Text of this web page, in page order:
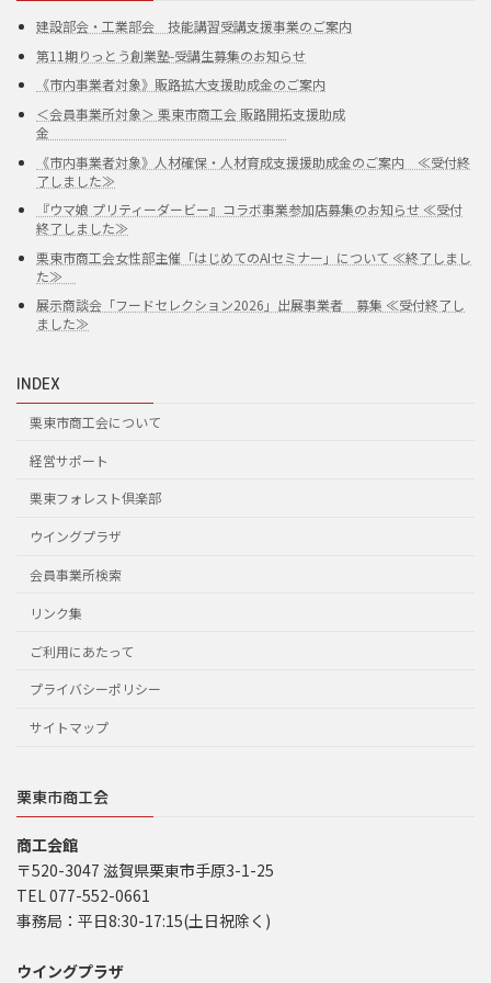
建設部会・工業部会 技能講習受講支援事業のご案内
第11期りっとう創業塾-受講生募集のお知らせ
《市内事業者対象》販路拡大支援助成金のご案内
＜会員事業所対象＞ 栗東市商工会 販路開拓支援助成
金
《市内事業者対象》人材確保・人材育成支援援助成金のご案内 ≪受付終
了しました≫
『ウマ娘 プリティーダービー』コラボ事業参加店募集のお知らせ ≪受付
終了しました≫
栗東市商工会女性部主催「はじめてのAIセミナー」について ≪終了しまし
た≫
展示商談会「フードセレクション2026」出展事業者 募集 ≪受付終了し
ました≫
INDEX
栗東市商工会について
経営サポート
栗東フォレスト倶楽部
ウイングプラザ
会員事業所検索
リンク集
ご利用にあたって
プライバシーポリシー
サイトマップ
栗東市商工会
商工会館
〒520-3047 滋賀県栗東市手原3-1-25
TEL 077-552-0661
事務局：平日8:30-17:15(土日祝除く)
ウイングプラザ